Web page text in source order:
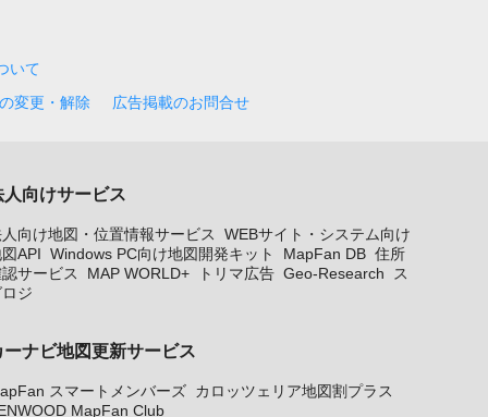
いて
変更・解除
広告掲載のお問合せ
人向けサービス
向け地図・位置情報サービス
WEBサイト・システム向け
API Windows PC向け地図開発キット MapFan DB 住所
サービス
MAP WORLD+ トリマ広告 Geo-Research
ス
ジ
ーナビ地図更新サービス
スマートメンバーズ カロッツェリア地図割プラス
MapFan Club